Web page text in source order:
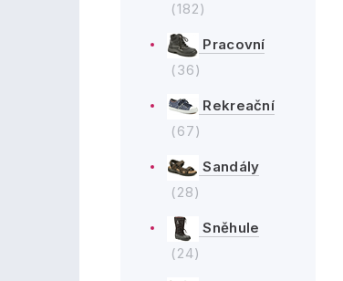
(182)
Pracovní
(36)
Rekreační
(67)
Sandály
(28)
Sněhule
(24)